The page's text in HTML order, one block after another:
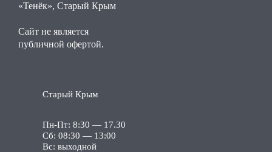
«Тенёк», Старый Крым
Сайт не является
публичной офертой.
Старый Крым
Пн-Пт: 8:30 — 17.30
Сб: 08:30 — 13:00
Вс: выходной